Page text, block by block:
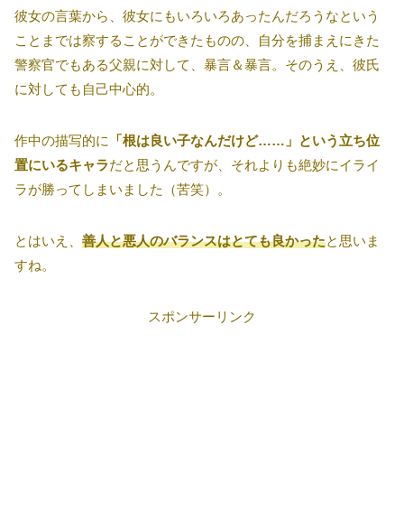
彼女の言葉から、彼女にもいろいろあったんだろうなという
ことまでは察することができたものの、自分を捕まえにきた
警察官でもある父親に対して、暴言＆暴言。そのうえ、彼氏
に対しても自己中心的。
作中の描写的に 「根は良い子なんだけど……」という立ち位
置にいるキャラだと思うんですが、それよりも絶妙にイライ
ラが勝ってしまいました（苦笑）。
とはいえ、 善人と悪人のバランスはとても良かったと思いま
すね。
スポンサーリンク